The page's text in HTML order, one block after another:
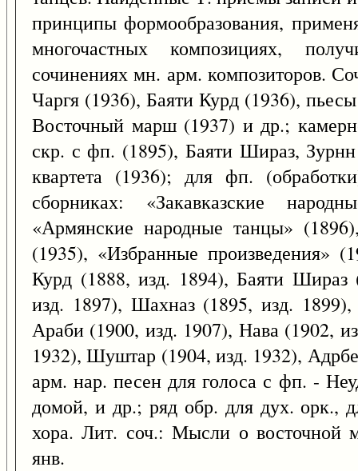
принципы формообразования,
многочастных композициях,
сочинениях мн. арм. композиторов.
Чаргя (1936), Баяти Курд (1936),
Восточный марш (1937) и др.;
скр. с фп. (1895), Баяти Шираз,
квартета (1936); для фп.
сборниках: «Закавказские
«Армянские народные танцы»
(1935), «Избранные произведения»
Курд (1888, изд. 1894), Баяти
изд. 1897), Шахназ (1895, изд.
Араби (1900, изд. 1907), Нава (1902,
1932), Шуштар (1904, изд. 1932),
арм. нар. песен для голоса с фп. -
домой, и др.; ряд обр. для дух. орк.,
хора. Лит. соч.: Мысли о восточной
янв.